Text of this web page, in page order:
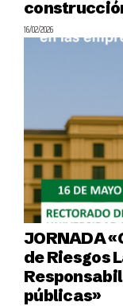
16/02/2026
JORNADA
de Riesgos
públicas»